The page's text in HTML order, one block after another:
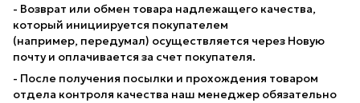
- Возврат или обмен товара надлежащего качества,
который инициируется покупателем
(например, передумал) осуществляется через Новую
почту и оплачивается за счет покупателя.
- После получения посылки и прохождения товаром
отдела контроля качества наш менеджер обязательно